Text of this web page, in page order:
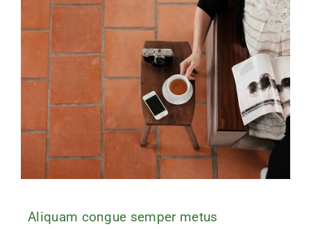
Aliquam congue semper metus